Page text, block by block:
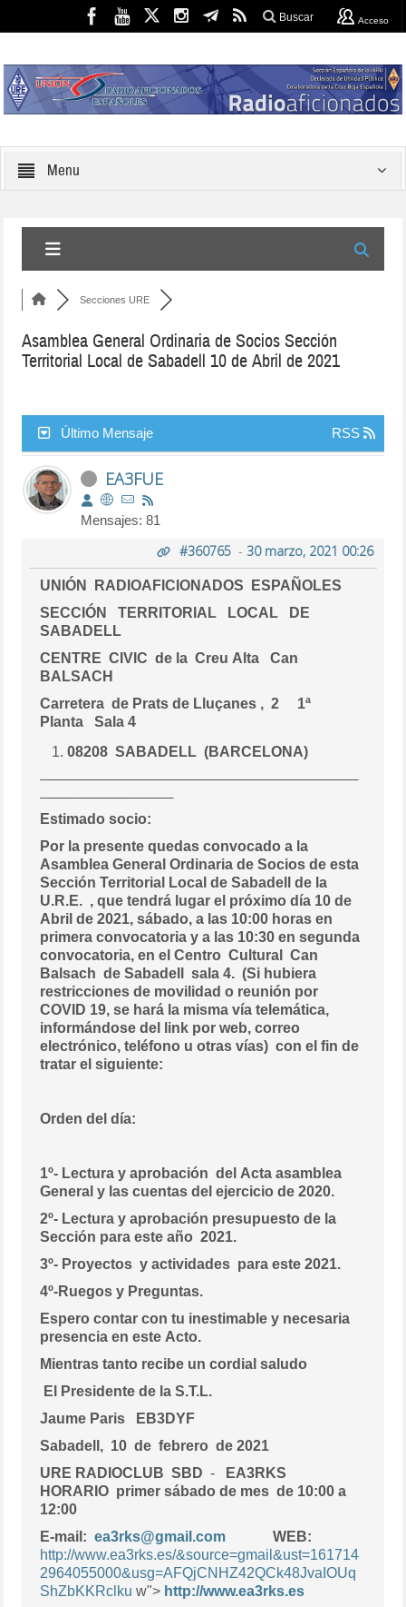
Buscar Acceso
Menu
Secciones URE
Asamblea General Ordinaria de Socios Sección
Territorial Local de Sabadell 10 de Abril de 2021
Último Mensaje RSS
EA3FUE
Mensajes: 81
#360765- 30 marzo, 2021 00:26
UNIÓN RADIOAFICIONADOS
ESPAÑOLES
SECCIÓN
TERRITORIAL LOCAL
DE
SABADELL
CENTRE CIVIC de la Creu Alta Can
BALSACH
Carretera de Prats de Lluçanes , 2 1ª
Planta Sala 4
08208 SABADELL (BARCELONA)
Estimado socio:
Por la presente quedas convocado a la
Asamblea General Ordinaria de Socios de esta
Sección Territorial Local de Sabadell de la
U.R.E. , que tendrá lugar el próximo día 10 de
Abril de 2021, sábado, a las 10:00 horas en
primera convocatoria y a las 10:30 en segunda
convocatoria, en el Centro Cultural Can
Balsach de Sabadell sala 4. (Si hubiera
restricciones de movilidad o reunión por
COVID 19, se hará la misma vía telemática,
informándose del link por web, correo
electrónico, teléfono u otras vías) con el fin de
tratar el siguiente:
Orden del día:
1º- Lectura y aprobación del Acta asamblea
General y las cuentas del ejercicio de 2020.
2º- Lectura y aprobación presupuesto de la
Sección para este año 2021.
3º- Proyectos y actividades para este 2021.
4º-Ruegos y Preguntas.
Espero contar con tu inestimable y necesaria
presencia en este Acto.
Mientras tanto recibe un cordial saludo
El Presidente de la S.T.L.
Jaume Paris
EB3DYF
Sabadell, 10 de febrero de 2021
URE RADIOCLUB SBD -
EA3RKS
HORARIO primer sábado de mes de 10:00 a
12:00
E-mail: ea3rks@gmail.com WEB:
http://www.ea3rks.es/&source=gmail&ust=161714
2964055000&usg=AFQjCNHZ42QCk48JvaIOUq
ShZbKKRclku w"> http://www.ea3rks.es